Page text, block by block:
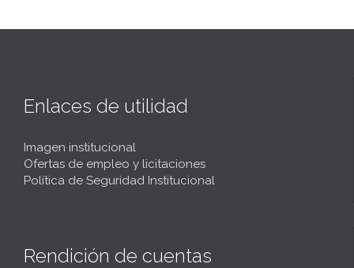
Enlaces de utilidad
Imagen institucional
Ofertas de empleo y licitaciones
Política de Seguridad Institucional
Rendición de cuentas